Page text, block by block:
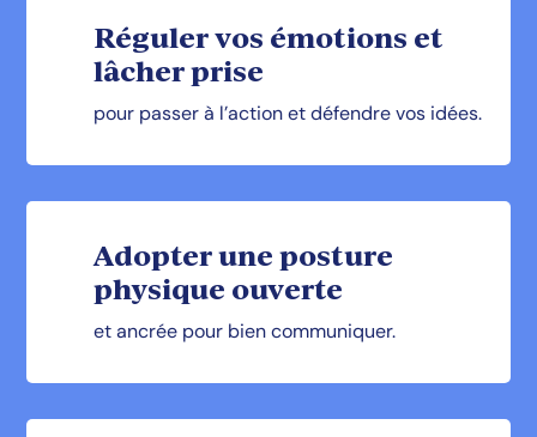
Réguler vos émotions et
lâcher prise
pour passer à l’action et défendre vos idées.
Adopter une posture
physique ouverte
et ancrée pour bien communiquer.